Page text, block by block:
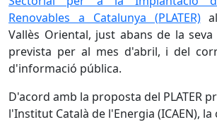
Renovables a Catalunya (PLATER)
Vallès Oriental, just abans de la
prevista per al mes d'abril, i del
d'informació pública.
D'acord amb la proposta del PLATER
l'Institut Català de l'Energia (ICAEN),